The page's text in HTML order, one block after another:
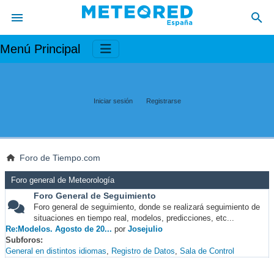
Menú Principal
Iniciar sesión Registrarse
Foro de Tiempo.com
Foro general de Meteorología
Foro General de Seguimiento
Foro general de seguimiento, donde se realizará seguimiento de
situaciones en tiempo real, modelos, predicciones, etc...
Re:Modelos. Agosto de 20... por Josejulio
Subforos
General en distintos idiomas
Registro de Datos Sala de Control